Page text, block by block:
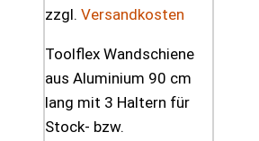
zzgl. Versandkosten
Toolflex Wandschiene
aus Aluminium 90 cm
lang mit 3 Haltern für
Stock- bzw.